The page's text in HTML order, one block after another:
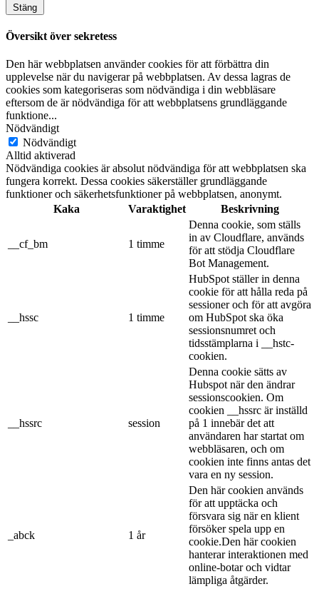
Stäng
Översikt över sekretess
Den här webbplatsen använder cookies för att förbättra din
upplevelse när du navigerar på webbplatsen. Av dessa lagras de
cookies som kategoriseras som nödvändiga i din webbläsare
eftersom de är nödvändiga för att webbplatsens grundläggande
funktione...
Nödvändigt
Nödvändigt
Alltid aktiverad
Nödvändiga cookies är absolut nödvändiga för att webbplatsen ska
fungera korrekt. Dessa cookies säkerställer grundläggande
funktioner och säkerhetsfunktioner på webbplatsen, anonymt.
Kaka
Varaktighet Beskrivning
__cf_bm 1 timme
Denna cookie, som ställs
in av Cloudflare, används
för att stödja Cloudflare
Bot Management.
__hssc 1 timme
HubSpot ställer in denna
cookie för att hålla reda på
sessioner och för att avgöra
om HubSpot ska öka
sessionsnumret och
tidsstämplarna i __hstc-
cookien.
__hssrc session
Denna cookie sätts av
Hubspot när den ändrar
sessionscookien. Om
cookien __hssrc är inställd
på 1 innebär det att
användaren har startat om
webbläsaren, och om
cookien inte finns antas det
vara en ny session.
_abck 1 år
Den här cookien används
för att upptäcka och
försvara sig när en klient
försöker spela upp en
cookie.Den här cookien
hanterar interaktionen med
online-botar och vidtar
lämpliga åtgärder.